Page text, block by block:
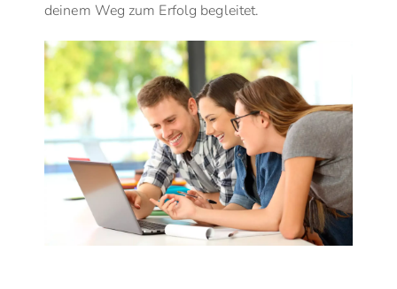
deinem Weg zum Erfolg begleitet.